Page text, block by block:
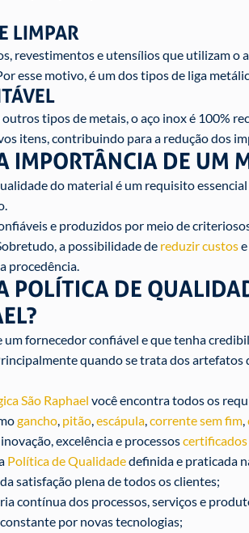
LIMPAR
revestimentos e utensílios que utilizam o
esse motivo, é um dos tipos de liga
tipos de metais, o aço inox é 100%
itens, contribuindo para a redução dos
IMPORTÂNCIA DE UM
do material é um requisito
e produzidos por meio de
a possibilidade de reduzir custose
procedência.
POLÍTICA DE
um fornecedor confiável e que tenha
quando se trata dos artefatos
São Raphael você encontra todos os
gancho, pitão,escápula,corrente sem fim,
excelência e processos
Política de Qualidadedefinida e praticada
satisfação plena de todos os clientes;
contínua dos processos, serviços e
por novas tecnologias;